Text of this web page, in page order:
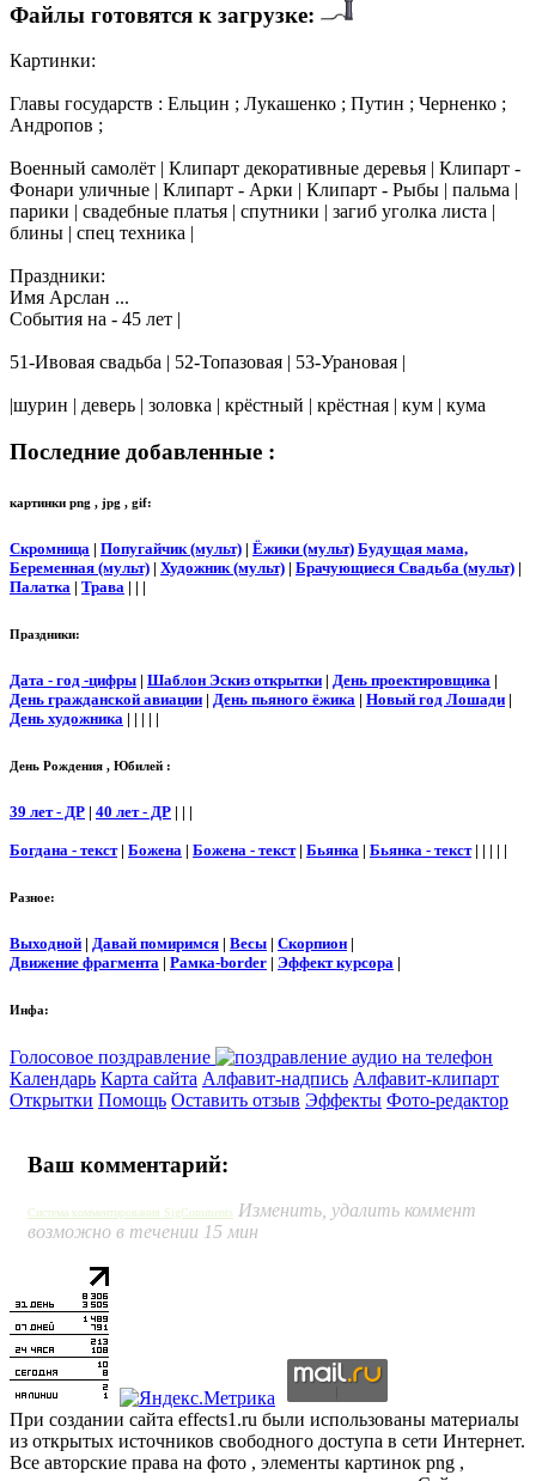
Файлы готовятся к загрузке:
Картинки:
Главы государств : Ельцин ; Лукашенко ; Путин ; Черненко ;
Андропов ;
Военный самолёт | Клипарт декоративные деревья | Клипарт -
Фонари уличные | Клипарт - Арки | Клипарт - Рыбы | пальма |
парики | свадебные платья | спутники | загиб уголка листа |
блины | спец техника |
Праздники:
Имя Арслан ...
События на - 45 лет |
51-Ивовая свадьба | 52-Топазовая | 53-Урановая |
|шурин | деверь | золовка | крёстный | крёстная | кум | кума
Последние добавленные :
картинки png , jpg , gif:
Скромница | Попугайчик (мульт) | Ёжики (мульт) Будущая мама,
Беременная (мульт) | Художник (мульт) | Брачующиеся Свадьба (мульт) |
Палатка | Трава | | |
Праздники:
Дата - год -цифры | Шаблон Эскиз открытки | День проектировщика |
День гражданской авиации | День пьяного ёжика | Новый год Лошади |
День художника | | | | |
День Рождения , Юбилей :
39 лет - ДР | 40 лет - ДР | | |
Богдана - текст| Божена | Божена - текст| Бьянка | Бьянка - текст| | | | |
Разное:
Выходной | Давай помиримся | Весы | Скорпион |
Движение фрагмента | Рамка-border | Эффект курсора |
Инфа:
Голосовое поздравление
Календарь Карта сайта Алфавит-надпись Алфавит-клипарт
Открытки Помощь Оставить отзыв Эффекты Фото-редактор
Ваш комментарий:
Система комментирования SigComments Изменить, удалить коммент
возможно в течении 15 мин
При создании сайта effects1.ru были использованы материалы
из открытых источников свободного доступа в сети Интернет.
Все авторские права на фото , элементы картинок png ,